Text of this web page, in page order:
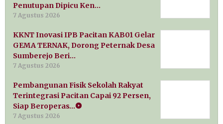
Penutupan Dipicu Ken…
7 Agustus 2026
KKNT Inovasi IPB Pacitan KAB01 Gelar
GEMA TERNAK, Dorong Peternak Desa
Sumberejo Beri…
7 Agustus 2026
Pembangunan Fisik Sekolah Rakyat
Terintegrasi Pacitan Capai 92 Persen,
Siap Beroperas…
7 Agustus 2026